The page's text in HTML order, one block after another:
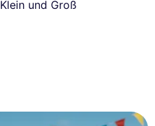
und Groß